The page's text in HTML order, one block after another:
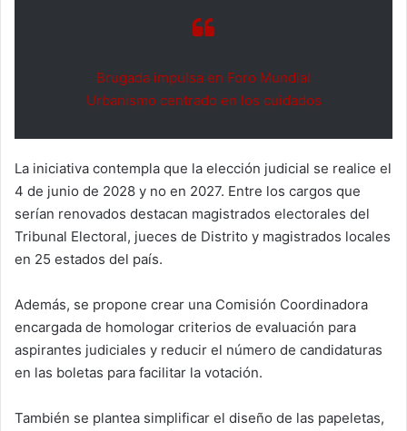
Brugada impulsa en Foro Mundial
Urbanismo centrado en los cuidados
La iniciativa contempla que la elección judicial se realice el
4 de junio de 2028 y no en 2027. Entre los cargos que
serían renovados destacan magistrados electorales del
Tribunal Electoral, jueces de Distrito y magistrados locales
en 25 estados del país.
Además, se propone crear una Comisión Coordinadora
encargada de homologar criterios de evaluación para
aspirantes judiciales y reducir el número de candidaturas
en las boletas para facilitar la votación.
También se plantea simplificar el diseño de las papeletas,